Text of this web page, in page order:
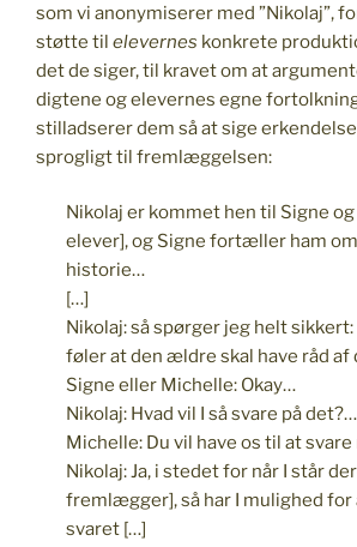
som vi anonymiserer med ”Nikolaj”,
støtte til elevernes konkrete
det de siger, til kravet om at
digtene og elevernes egne
stilladserer dem så at sige
sprogligt til fremlæggelsen:
Nikolaj er kommet hen til Signe
elever], og Signe fortæller ham
historie…
[…]
Nikolaj: så spørger jeg helt
føler at den ældre skal have råd af
Signe eller Michelle: Okay…
Nikolaj: Hvad vil I så svare på det?…
Michelle: Du vil have os til at svare
Nikolaj: Ja, i stedet for når I står
fremlægger], så har I mulighed
svaret […]